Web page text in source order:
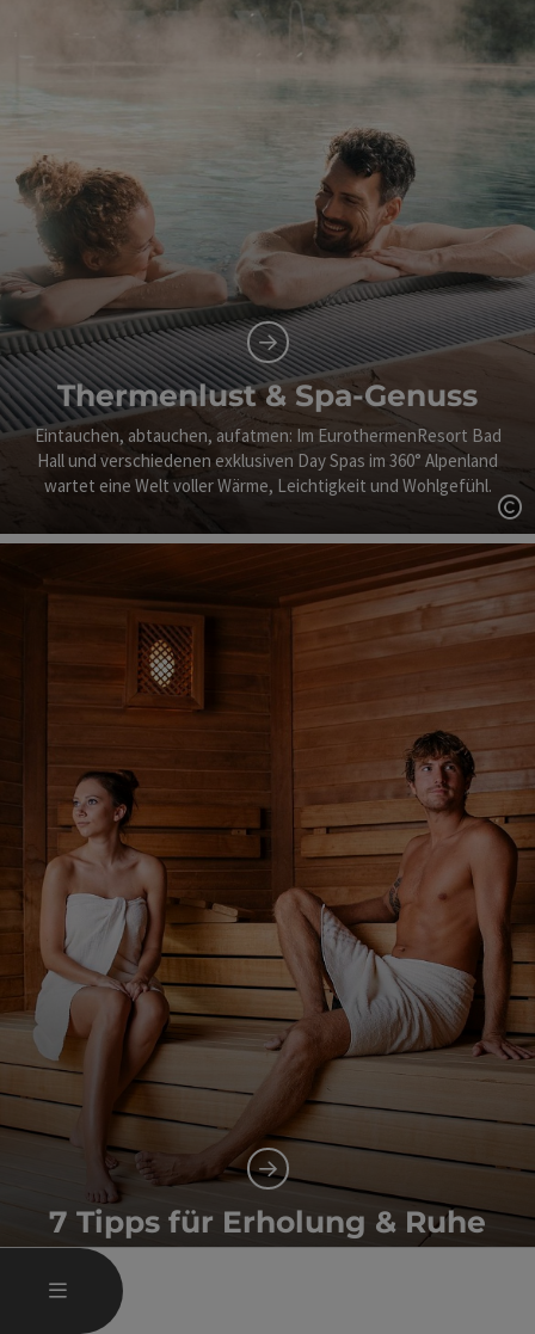
MENÜ
Thermenlust & Spa-Genuss
Eintauchen, abtauchen, aufatmen: Im EurothermenResort Bad
Hall und verschiedenen exklusiven Day Spas im 360° Alpenland
wartet eine Welt voller Wärme, Leichtigkeit und Wohlgefühl.
7 Tipps für Erholung & Ruhe